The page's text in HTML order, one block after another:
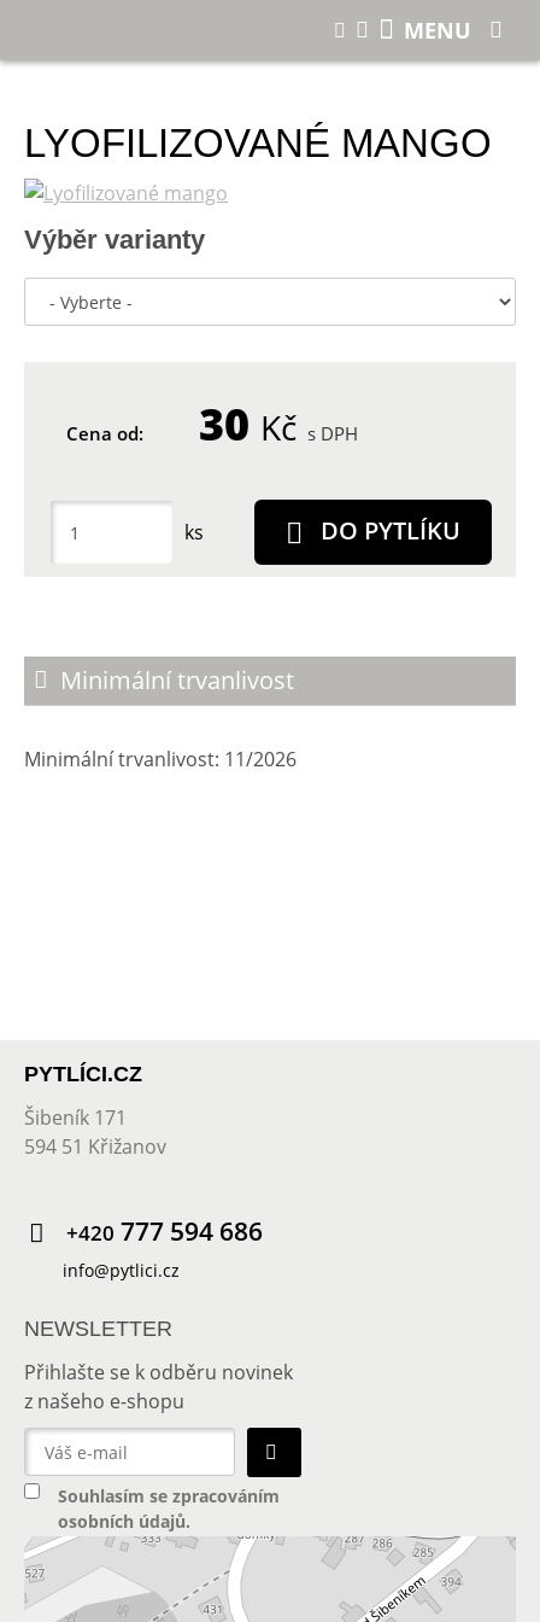
Lyofilizované mango
LYOFILIZOVANÉ MANGO
Výběr varianty
Cena od: 30 Kč s DPH
ks DO PYTLÍKU
Minimální trvanlivost
Minimální trvanlivost: 11/2026
PYTLÍCI.CZ
Šibeník 171
594 51 Křižanov
+420 777 594 686
info@pytlici.cz
NEWSLETTER
Přihlašte se k odběru novinek
z našeho e-shopu
Souhlasím se zpracováním
osobních údajů.
MENU